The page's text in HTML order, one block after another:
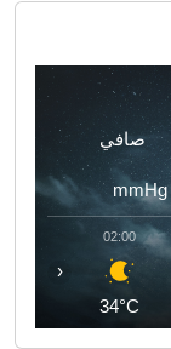
صافي
mmHg
02:00
34°C
‹